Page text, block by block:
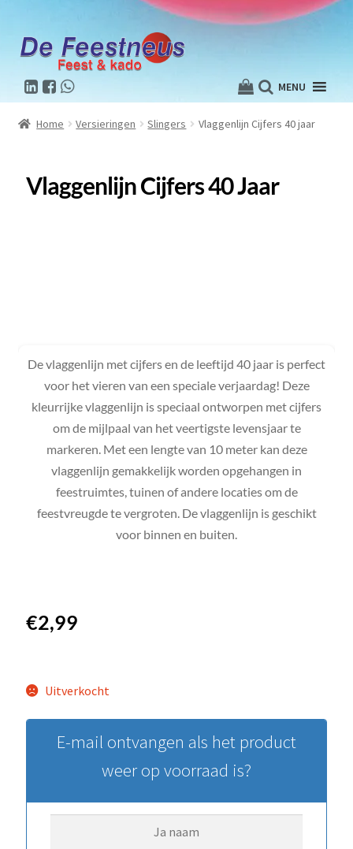
MENU
Home Versieringen Slingers Vlaggenlijn Cijfers 40 jaar
Vlaggenlijn Cijfers 40 Jaar
De vlaggenlijn met cijfers en de leeftijd 40 jaar is perfect
voor het vieren van een speciale verjaardag! Deze
kleurrijke vlaggenlijn is speciaal ontworpen met cijfers
om de mijlpaal van het veertigste levensjaar te
markeren. Met een lengte van 10 meter kan deze
vlaggenlijn gemakkelijk worden opgehangen in
feestruimtes, tuinen of andere locaties om de
feestvreugde te vergroten. De vlaggenlijn is geschikt
voor binnen en buiten.
€2,99
Uitverkocht
E-mail ontvangen als het product
weer op voorraad is?